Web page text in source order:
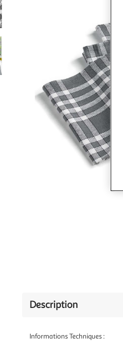
Description
Informations Techniques :